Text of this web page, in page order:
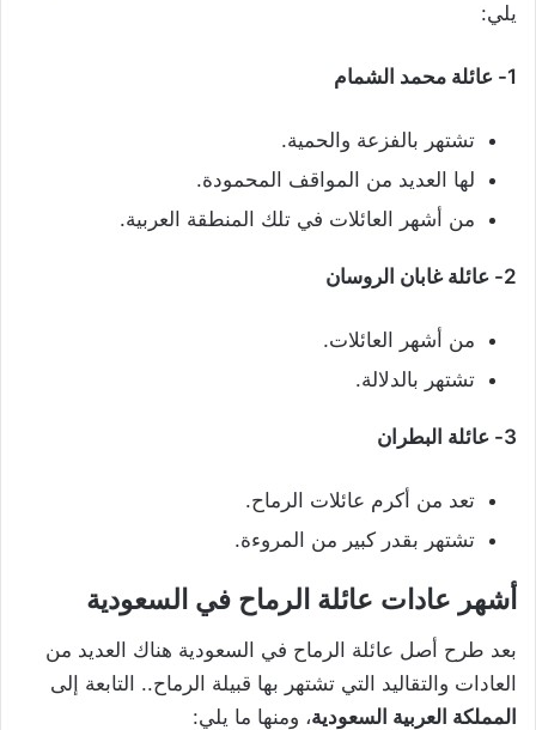
يلي:
1- عائلة محمد الشمام
تشتهر بالفزعة والحمية.
لها العديد من المواقف المحمودة.
من أشهر العائلات في تلك المنطقة العربية.
2- عائلة غابان الروسان
من أشهر العائلات.
تشتهر بالدلالة.
3- عائلة البطران
تعد من أكرم عائلات الرماح.
تشتهر بقدر كبير من المروءة.
أشهر عادات عائلة الرماح في السعودية
بعد طرح أصل عائلة الرماح في السعودية هناك العديد من
العادات والتقاليد التي تشتهر بها قبيلة الرماح.. التابعة إلى
المملكة العربية السعودية، ومنها ما يلي: